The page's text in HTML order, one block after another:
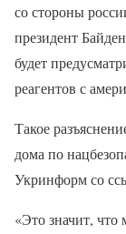
со стороны
президент
будет
реагентов с
Такое
дома по
Укринформ со
«Это значит,